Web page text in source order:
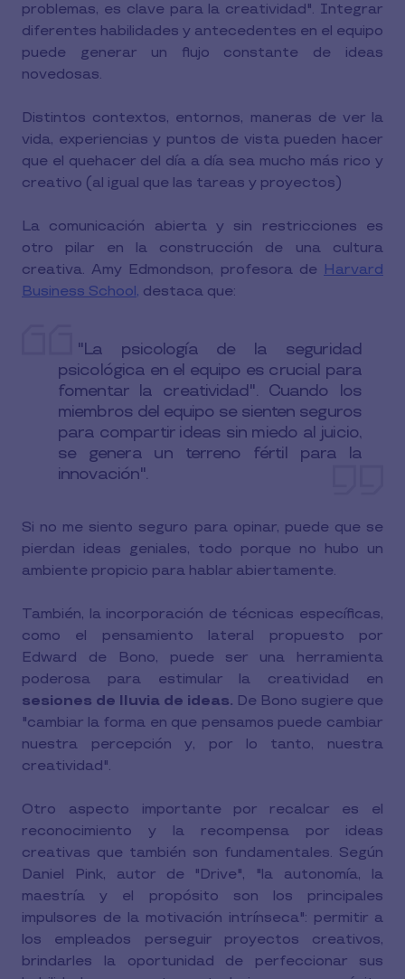
problemas, es clave para la creatividad". Integrar
diferentes habilidades y antecedentes en el equipo
puede generar un flujo constante de ideas
novedosas.
Distintos contextos, entornos, maneras de ver la
vida, experiencias y puntos de vista pueden hacer
que el quehacer del día a día sea mucho más rico y
creativo (al igual que las tareas y proyectos)
La comunicación abierta y sin restricciones es
otro pilar en la construcción de una cultura
creativa. Amy Edmondson, profesora de Harvard
Business School, destaca que:
"La psicología de la seguridad
psicológica en el equipo es crucial para
fomentar la creatividad". Cuando los
miembros del equipo se sienten seguros
para compartir ideas sin miedo al juicio,
se genera un terreno fértil para la
innovación".
Si no me siento seguro para opinar, puede que se
pierdan ideas geniales, todo porque no hubo un
ambiente propicio para hablar abiertamente.
También, la incorporación de técnicas específicas,
como el pensamiento lateral propuesto por
Edward de Bono, puede ser una herramienta
poderosa para estimular la creatividad en
sesiones de lluvia de ideas. De Bono sugiere que
"cambiar la forma en que pensamos puede cambiar
nuestra percepción y, por lo tanto, nuestra
creatividad".
Otro aspecto importante por recalcar es el
reconocimiento y la recompensa por ideas
creativas que también son fundamentales. Según
Daniel Pink, autor de "Drive", "la autonomía, la
maestría y el propósito son los principales
impulsores de la motivación intrínseca": permitir a
los empleados perseguir proyectos creativos,
brindarles la oportunidad de perfeccionar sus